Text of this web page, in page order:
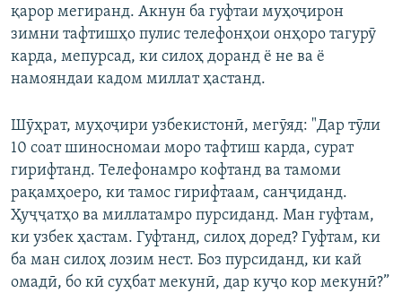
қарор мегиранд. Акнун ба гуфтаи муҳоҷирон
зимни тафтишҳо пулис телефонҳои онҳоро тагурӯ
карда, мепурсад, ки силоҳ доранд ё не ва ё
намояндаи кадом миллат ҳастанд.
Шӯҳрат, муҳоҷири узбекистонӣ, мегӯяд: "Дар тӯли
10 соат шиносномаи моро тафтиш карда, сурат
гирифтанд. Телефонамро кофтанд ва тамоми
рақамҳоеро, ки тамос гирифтаам, санҷиданд.
Ҳуҷҷатҳо ва миллатамро пурсиданд. Ман гуфтам,
ки узбек ҳастам. Гуфтанд, силоҳ доред? Гуфтам, ки
ба ман силоҳ лозим нест. Боз пурсиданд, ки кай
омадӣ, бо кӣ суҳбат мекунӣ, дар куҷо кор мекунӣ?”